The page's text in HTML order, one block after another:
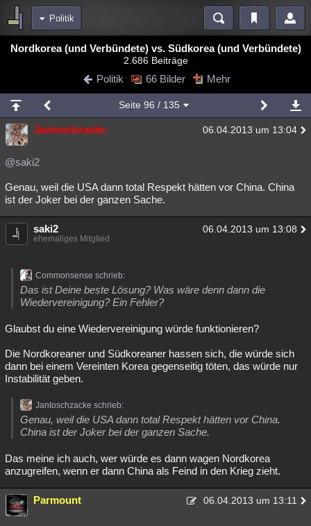
Politik
Bereiche
Blogs Videos
Chat Wiki Neuigkeiten
meine Rubriken
Menschen Wissenschaft Mystery Kriminalfälle
Spiritualität
Natur Umfragen Unterhaltung
Philosophie Literatur
Musik Clash Verbesserungen Allmystery English
Übersichten
Besucht Teilgenommen Alle Neue Geschlossen
Lesenswert Schlüsselwörter
Nordkorea (und Verbündete) vs. Südkorea (und Verbündete)
2.686 Beiträge
Politik 66 Bilder Mehr
Seite 96 / 135
Jantoschzacke 06.04.2013 um 13:04
@saki2
Genau, weil die USA dann total Respekt hätten vor China. China
ist der Joker bei der ganzen Sache.
saki2 06.04.2013 um 13:08
ehemaliges Mitglied
Commonsense schrieb:
Das ist Deine beste Lösung? Was wäre denn dann die
Wiedervereinigung? Ein Fehler?
Glaubst du eine Wiedervereinigung würde funktionieren?
Die Nordkoreaner und Südkoreaner hassen sich, die würde sich
dann bei einem Vereinten Korea gegenseitig töten, das würde nur
Instabilität geben.
Jantoschzacke schrieb:
Genau, weil die USA dann total Respekt hätten vor China.
China ist der Joker bei der ganzen Sache.
Das meine ich auch, wer würde es dann wagen Nordkorea
anzugreifen, wenn er dann China als Feind in den Krieg zieht.
Parmount 06.04.2013 um 13:11